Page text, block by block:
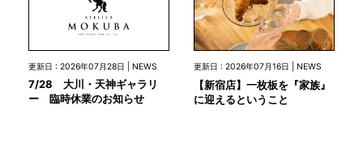
更新日 : 2026年07月28日 | NEWS
7/28 大川・天神ギャラリ
ー 臨時休業のお知らせ
更新日 : 2026年07月16日 | NEWS
【新宿店】一枚板を『家族』
に迎えるということ